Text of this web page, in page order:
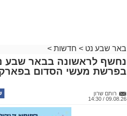
במסגרת מבצע אכיפה
נחשפו ליקויי בטיחות
שגב שלום, נציגי
כבאות והצלה לישראל,
באר שבע נט > חדשות >
נחשף לראשונה בבאר שבע
בפרשת מעשי הסדום בפארק
רותם שרון
09.08.26 / 14:30